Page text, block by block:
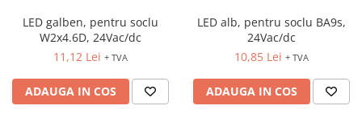
LED galben, pentru soclu
W2x4.6D, 24Vac/dc
11,12 Lei + TVA
ADAUGA IN COS
LED alb, pentru soclu BA9s,
24Vac/dc
10,85 Lei + TVA
ADAUGA IN COS